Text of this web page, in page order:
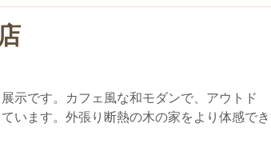
示です。カフェ風な和モダンで、アウトド
います。外張り断熱の木の家をより体感でき